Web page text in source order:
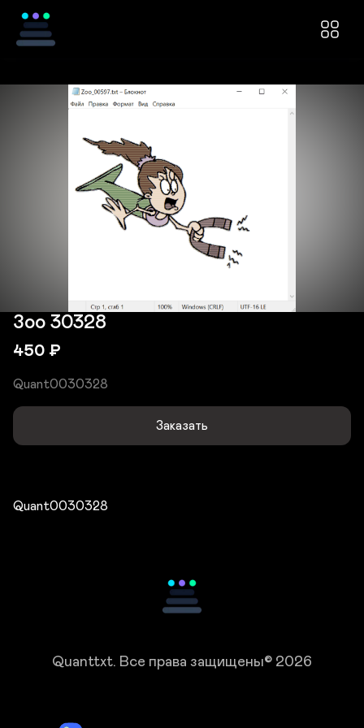
Зоо 30328
450 ₽
Quant0030328
Заказать
Quant0030328
Quanttxt. Все права защищены© 2026